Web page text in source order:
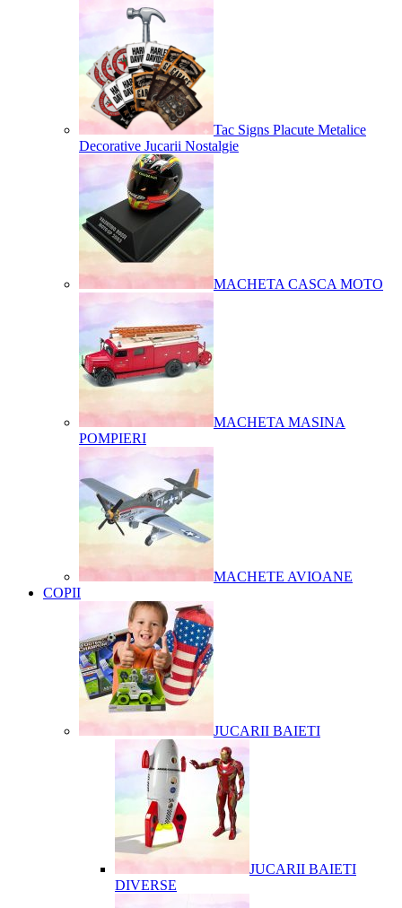
Tac Signs Placute Metalice
Decorative Jucarii Nostalgie
MACHETA CASCA MOTO
MACHETA MASINA
POMPIERI
MACHETE AVIOANE
COPII
JUCARII BAIETI
JUCARII BAIETI
DIVERSE